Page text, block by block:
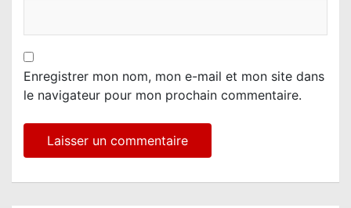
Enregistrer mon nom, mon e-mail et mon site dans
le navigateur pour mon prochain commentaire.